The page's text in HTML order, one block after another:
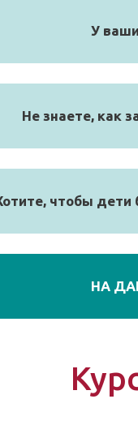
У
Не знаете, как
чтобы дети
НА